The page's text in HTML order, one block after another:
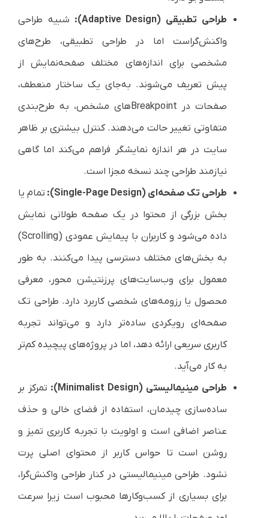
طراحی تطبیقی (Adaptive Design):
شبیه طراحی
واکنش‌گراست اما در طراحی تطبیقی، طرح‌های
مشخصی برای اندازه‌های مختلف صفحه‌نمایش از
پیش تعریف می‌شوند. به‌جای یک ساختار منعطف،
صفحات در Breakpointهای مشخص، به طرح‌بندی
متفاوتی تغییر حالت می‌دهند. کنترل بیشتری بر ظاهر
سایت در هر اندازه نمایشگر فراهم می‌کند اما گاهی
نیازمند طراحی چند نسخه مجزا است.
طراحی تک صفحه‌ای (Single-Page Design):
تمام یا
بخش بزرگی از محتوا در یک صفحه طولانی نمایش
داده می‌شود و کاربران با پیمایش عمودی (Scrolling)
به بخش‌های مختلف دسترسی پیدا می‌کنند. به طور
معمول برای وب‌سایت‌های پرزنتیشن محور، معرفی
محصول یا رزومه‌های شخصی کاربرد دارد. طراحی تک
صفحه‌ای رویکردی ساده‌تر دارد و می‌تواند تجربه
کاربری سریعی ارائه دهد، اما در پروژه‌های پیچیده کم‌تر
به کار می‌آید.
طراحی مینیمالیستی (Minimalist Design):
تمرکز بر
ساده‌سازی چیدمان، استفاده از فضای خالی و حذف
عناصر اضافی است و اولویت با تجربه کاربری تمیز و
روشن است تا حواس کاربر از محتوای اصلی پرت
نشود. طراحی مینیمالیستی در کنار طراحی واکنش‌گرا،
برای بسیاری از کسب‌وکارها محبوب است زیرا سرعت